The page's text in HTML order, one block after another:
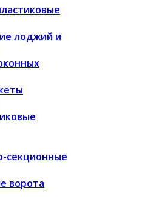
лоджий и
секционные
ворота